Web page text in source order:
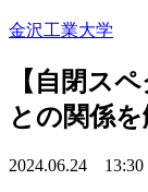
金沢工業大学
【自閉ス
との関係
2024.06.24 13:30